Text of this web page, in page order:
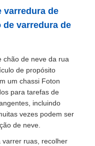
varredura de
de varredura de
chão de neve da rua
de propósito
um chassi Foton
para tarefas de
incluindo
vezes podem ser
de neve.
varrer ruas, recolher